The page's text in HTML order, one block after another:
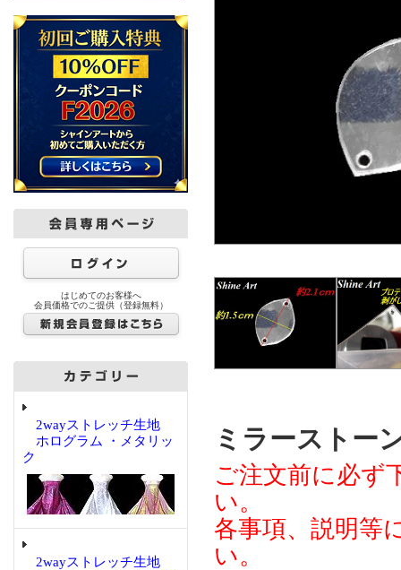
はじめてのお客様へ
会員価格でのご提供（登録無料）
2wayストレッチ生地
ホログラム ・メタリッ
ク
2wayストレッチ生地
ミラースト
ご注文前に必ず
い。
各事項、説明等
い。